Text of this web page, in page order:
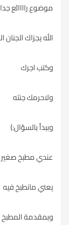
موضوع راااائع
الله يجزاك الجنان
وكتب اجرك
ولاحرمك جنته
وببدأ بالسؤال:)
عندي مطبخ صغير
يعني مانطبخ فيه
وبمقدمة المطبخ